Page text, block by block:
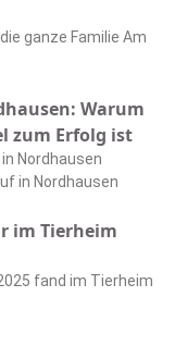
ganze Familie Am
Warum
zum Erfolg ist
Nordhausen
in Nordhausen
im Tierheim
fand im Tierheim